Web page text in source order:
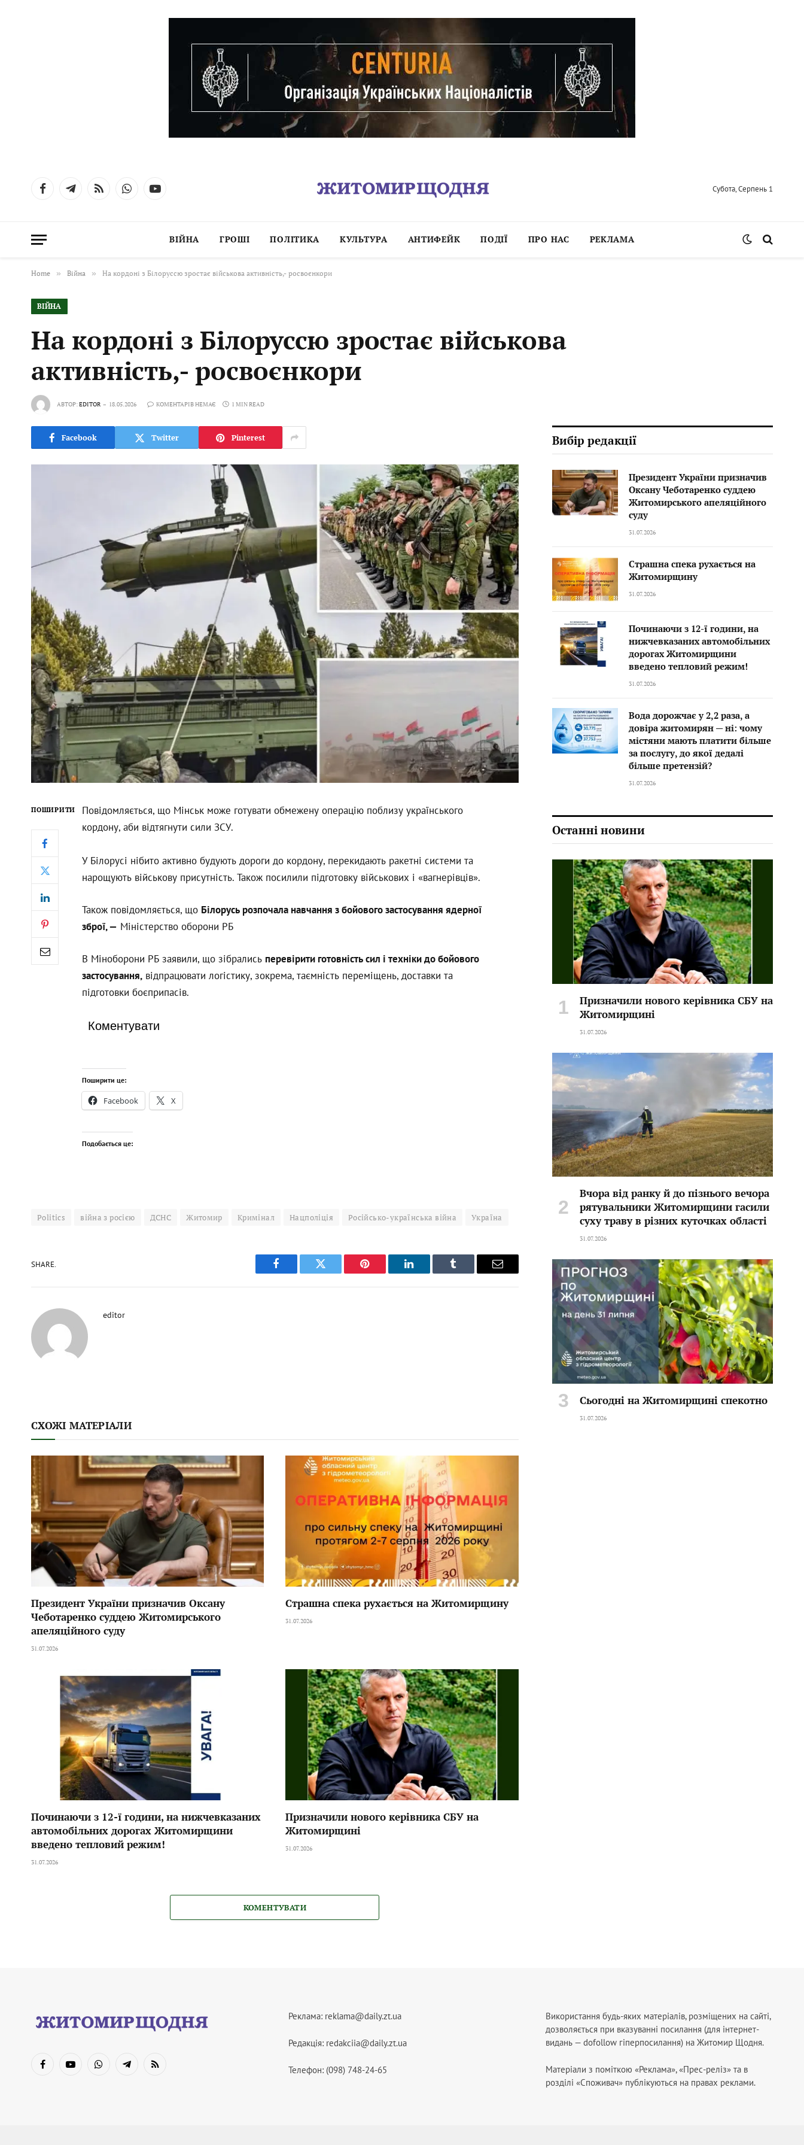
FacebookTelegramRSS WhatsAppYouTube Субота, Серпень 1
ВІЙНА ГРОШІ ПОЛІТИКА КУЛЬТУРА АНТИФЕЙК ПОДІЇ ПРО НАС РЕКЛАМА
Home » Війна » На кордоні з Білоруссю зростає військова активність,- росвоєнкори
ВІЙНА
На кордоні з Білоруссю зростає військова
активність,- росвоєнкори
АВТОР:EDITOR 18.05.2026 КОМЕНТАРІВ НЕМАЄ 1 MIN READ
Facebook Twitter Pinterest
ПОШИРИТИ
Повідомляється, що Мінськ може готувати обмежену операцію поблизу українського
кордону, аби відтягнути сили ЗСУ.
У Білорусі нібито активно будують дороги до кордону, перекидають ракетні системи та
нарощують військову присутність. Також посилили підготовку військових і «вагнерівців».
Також повідомляється, що Білорусь розпочала навчання з бойового застосування ядерної
зброї, — Міністерство оборони РБ
В Міноборони РБ заявили, що зібрались перевірити готовність сил і техніки до бойового
застосування,відпрацювати логістику, зокрема, таємність переміщень, доставки та
підготовки боєприпасів.
Коментувати
Поширити це:
Facebook X
Подобається це:
Politics війна з росією ДСНС Житомир Кримінал Нацполіція Російсько-українська війна Україна
SHARE.
Facebook Twitter Pinterest LinkedIn Tumblr Email
editor
СХОЖІ МАТЕРІАЛИ
Президент України призначив Оксану
Чеботаренко суддею Житомирського
апеляційного суду
31.07.2026
Страшна спека рухається на Житомирщину
31.07.2026
Починаючи з 12-ї години, на нижчевказаних
автомобільних дорогах Житомирщини
введено тепловий режим!
31.07.2026
Призначили нового керівника СБУ на
Житомирщині
31.07.2026
КОМЕНТУВАТИ
Вибір редакції
Президент України призначив
Оксану Чеботаренко суддею
Житомирського апеляційного
суду
31.07.2026
Страшна спека рухається на
Житомирщину
31.07.2026
Починаючи з 12-ї години, на
нижчевказаних автомобільних
дорогах Житомирщини
введено тепловий режим!
31.07.2026
Вода дорожчає у 2,2 раза, а
довіра житомирян — ні: чому
містяни мають платити більше
за послугу, до якої дедалі
більше претензій?
31.07.2026
Останні новини
Призначили нового керівника СБУ на
Житомирщині
31.07.2026
Вчора від ранку й до пізнього вечора
рятувальники Житомирщини гасили
суху траву в різних куточках області
31.07.2026
Сьогодні на Житомирщині спекотно
31.07.2026
FacebookYouTubeWhatsAppTelegramRSS
Реклама: reklama@daily.zt.ua
Редакція: redakciia@daily.zt.ua
Телефон: (098) 748-24-65
Використання будь-яких матеріалів, розміщених на сайті,
дозволяється при вказуванні посилання (для інтернет-
видань — dofollow гіперпосилання) на Житомир Щодня.
Матеріали з поміткою «Реклама», «Прес-реліз» та в
розділі «Споживач» публікуються на правах реклами.